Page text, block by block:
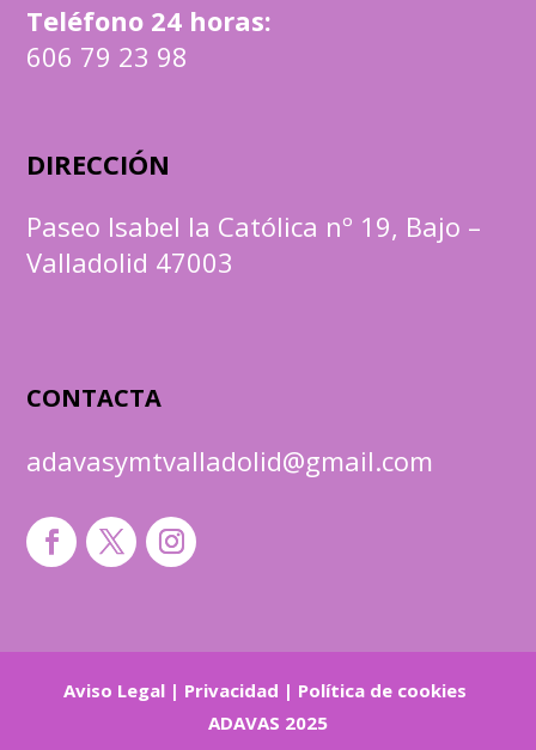
Teléfono 24 horas:
606 79 23 98
DIRECCIÓN
Paseo Isabel la Católica nº 19, Bajo –
Valladolid 47003
CONTACTA
adavasymtvalladolid@gmail.com
Aviso Legal | Privacidad | Política de cookies
ADAVAS 2025